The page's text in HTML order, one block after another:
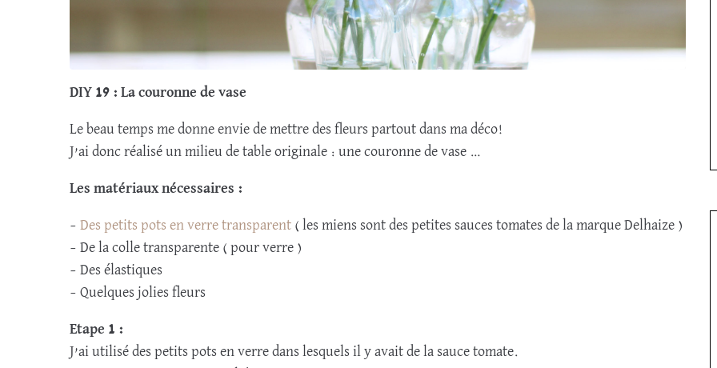
DIY 19 : La couronne de vase
Le beau temps me donne envie de mettre des fleurs partout dans ma déco!
J’ai donc réalisé un milieu de table originale : une couronne de vase …
Les matériaux nécessaires :
– Des petits pots en verre transparent ( les miens sont des petites sauces tomates de la marque Delhaize )
– De la colle transparente ( pour verre )
– Des élastiques
– Quelques jolies fleurs
Etape 1 :
J’ai utilisé des petits pots en verre dans lesquels il y avait de la sauce tomate.